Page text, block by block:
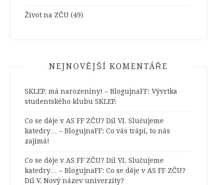
Život na ZČU (49)
NEJNOVĚJŠÍ KOMENTÁŘE
SKLEP. má narozeniny! – BlogujnaFF: Vývrtka
studentského klubu SKLEP.
Co se děje v AS FF ZČU? Díl VI. Slučujeme
katedry… – BlogujnaFF: Co vás trápí, to nás
zajímá!
Co se děje v AS FF ZČU? Díl VI. Slučujeme
katedry… – BlogujnaFF: Co se děje v AS FF ZČU?
Díl V. Nový název univerzity?